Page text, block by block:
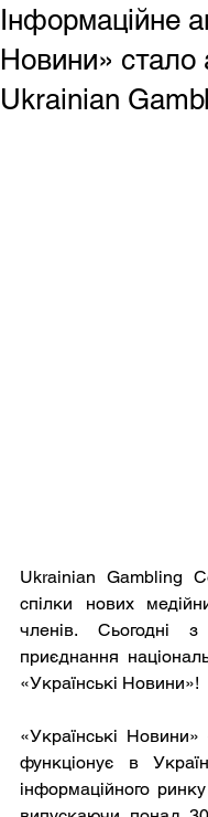
Інформаційне
Новини» стало
Ukrainian
Ukrainian Gambling
спілки нових
членів. Сьогодні
приєднання
«Українські Новини»!
«Українські
функціонує в
інформаційного